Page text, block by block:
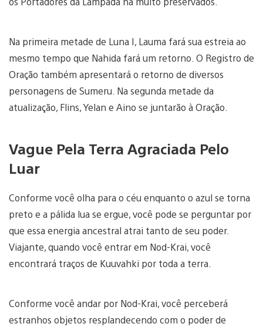
Na primeira metade de Luna I, Lauma fará sua estreia ao
mesmo tempo que Nahida fará um retorno. O Registro de
Oração também apresentará o retorno de diversos
personagens de Sumeru. Na segunda metade da
atualização, Flins, Yelan e Aino se juntarão à Oração.
Vague Pela Terra Agraciada Pelo
Luar
Conforme você olha para o céu enquanto o azul se torna
preto e a pálida lua se ergue, você pode se perguntar por
que essa energia ancestral atrai tanto de seu poder.
Viajante, quando você entrar em Nod-Krai, você
encontrará traços de Kuuvahki por toda a terra.
Conforme você andar por Nod-Krai, você perceberá
estranhos objetos resplandecendo com o poder de